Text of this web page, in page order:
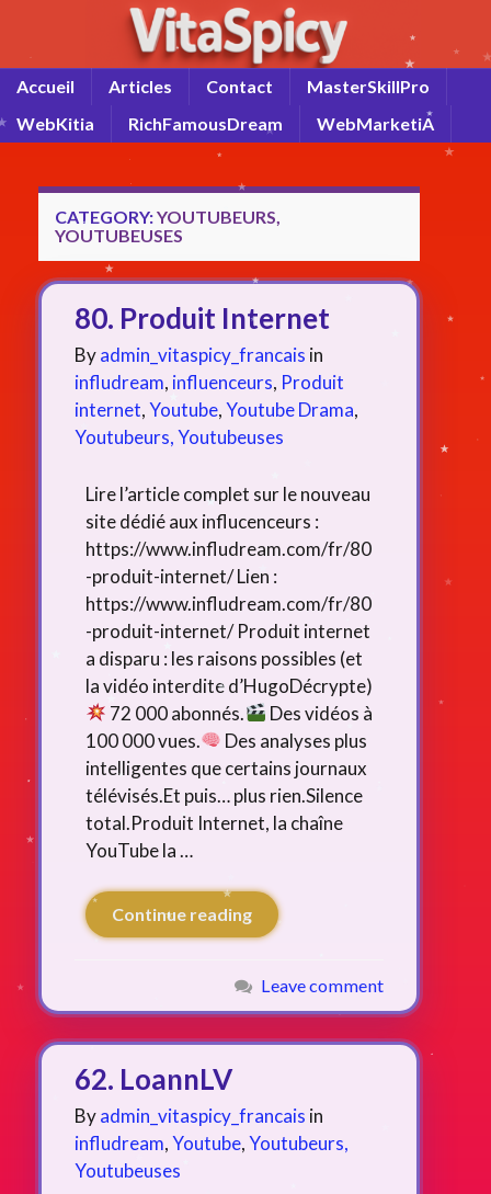
Accueil Articles Contact
MasterSkillPro
WebKitia
RichFamousDream WebMarketiA
CATEGORY:YOUTUBEURS,
YOUTUBEUSES
80. Produit Internet
Byadmin_vitaspicy_francais in
infludream, influenceurs, Produit
internet,Youtube,Youtube Drama,
Youtubeurs, Youtubeuses
Lire l’article complet sur le nouveau
site dédié aux influcenceurs :
https://www.infludream.com/fr/80
-produit-internet/ Lien :
https://www.infludream.com/fr/80
-produit-internet/ Produit internet
a disparu : les raisons possibles (et
la vidéo interdite d’HugoDécrypte)
72 000 abonnés.
Des vidéos à
100 000 vues.
Des analyses plus
intelligentes que certains journaux
télévisés.Et puis… plus rien.Silence
total.Produit Internet, la chaîne
YouTube la …
Continue reading
Leave comment
62. LoannLV
Byadmin_vitaspicy_francais in
infludream,Youtube,Youtubeurs,
Youtubeuses